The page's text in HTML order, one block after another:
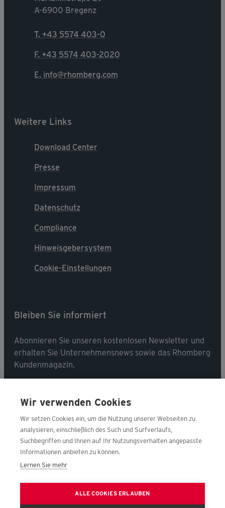
Jetzt kontaktieren
A-6900 Bregenz
T. +43 5574 403-0
F. +43 5574 403-2020
E. info@rhomberg.com
Weitere Links
Download Center
Presse
Impressum
Datenschutz
Compliance
Hinweisgebersystem
Cookie-Einstellungen
Bleiben Sie informiert
Abonnieren Sie unseren kostenlosen Newsletter und
erhalten Sie Unternehmensnews sowie das Rhomberg
Kundenmagazin.
Jetzt abonnieren
Folgen Sie uns
Wir verwenden Cookies
Wir setzen Cookies ein, um die Nutzung unserer Webseiten zu
analysieren, einschließlich des Such und Surfverlaufs,
Suchbegriffen und Ihnen auf Ihr Nutzungsverhalten angepasste
Informationen anbieten zu können.
Lernen Sie mehr
ALLE COOKIES ERLAUBEN